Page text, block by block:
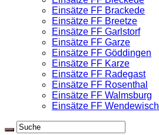
Einsätze FF Brackede
Einsätze FF Breetze
Einsätze FF Garlstorf
Einsätze FF Garze
Einsätze FF Göddingen
Einsätze FF Karze
Einsätze FF Radegast
Einsätze FF Rosenthal
Einsätze FF Walmsburg
Einsätze FF Wendewisch